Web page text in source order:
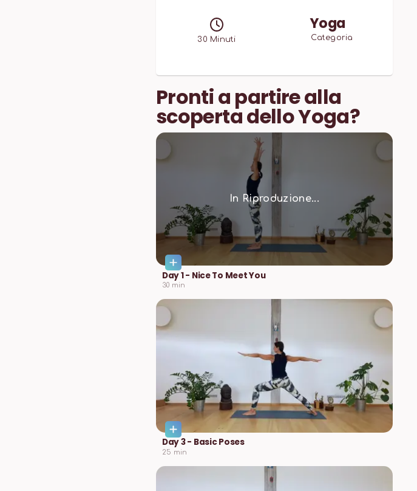
30 Minuti
Yoga
Categoria
Pronti a partire alla
scoperta dello Yoga?
In Riproduzione...
Day 1 - Nice To Meet You
30 min
Day 3 - Basic Poses
25 min